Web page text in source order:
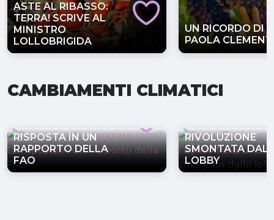
ASTE AL RIBASSO:
TERRA! SCRIVE AL
MINISTRO
LOLLOBRIGIDA
UN RICORDO DI
PAOLA
CAMBIAMENTI CLIMATICI
MANGIARE SANO? LA
RISPOSTA IN UN
RAPPORTO DELLA
FAO
L’AGRICOLTURA,
RIVOLUZIONE
SMONTATA
LOBBY